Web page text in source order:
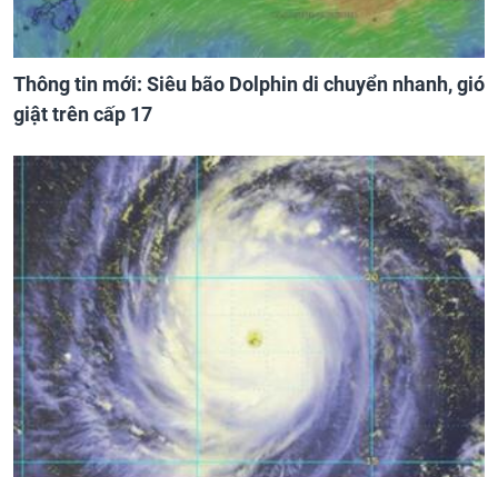
Thông tin mới: Siêu bão Dolphin di chuyển nhanh, gió
giật trên cấp 17